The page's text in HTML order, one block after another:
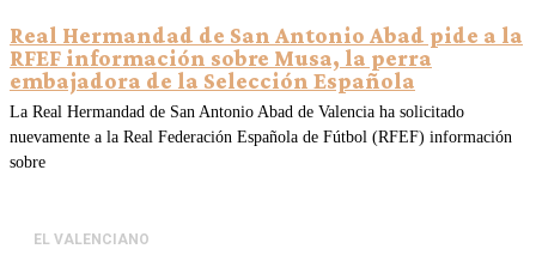
Real Hermandad de San Antonio Abad pide a la
RFEF información sobre Musa, la perra
embajadora de la Selección Española
La Real Hermandad de San Antonio Abad de Valencia ha solicitado
nuevamente a la Real Federación Española de Fútbol (RFEF) información
sobre
EL VALENCIANO